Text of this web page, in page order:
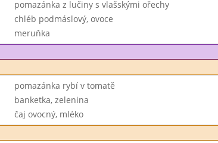
pomazánka z lučiny s vlašskými ořechy
chléb podmáslový, ovoce
meruňka
pomazánka rybí v tomatě
banketka, zelenina
čaj ovocný, mléko